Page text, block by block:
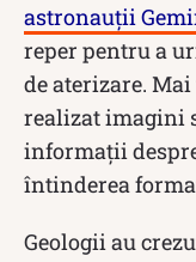
astronauții
reper pentru a
de aterizare.
realizat imagini
informații
întinderea
Geologii au